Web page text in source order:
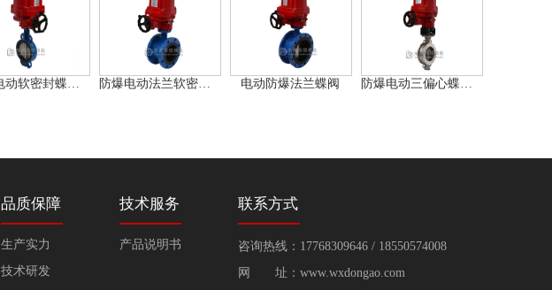
电动防爆法兰蝶阀
品质保障
生产实力
技术研发
技术服务
产品说明书
联系方式
咨询热线：17768309646 / 18550574008
网 址：www.wxdongao.com